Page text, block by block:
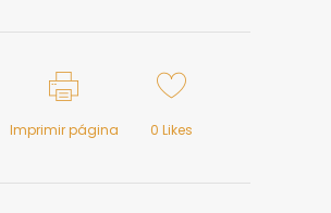
Imprimir página 0 Likes